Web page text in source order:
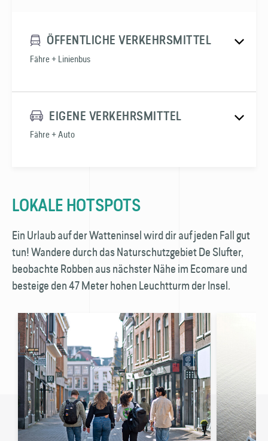
ÖFFENTLICHE VERKEHRSMITTEL
Fähre + Linienbus
EIGENE VERKEHRSMITTEL
Fähre + Auto
LOKALE HOTSPOTS
Ein Urlaub auf der Watteninsel wird dir auf jeden Fall gut
tun! Wandere durch das Naturschutzgebiet De Slufter,
beobachte Robben aus nächster Nähe im Ecomare und
besteige den 47 Meter hohen Leuchtturm der Insel.